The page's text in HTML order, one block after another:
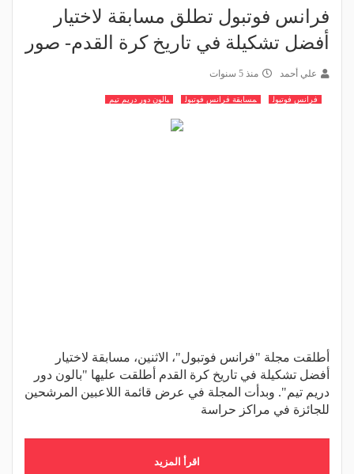
فرانس فوتبول تطلق مسابقة لاختيار
أفضل تشكيلة في تاريخ كرة القدم- صور
علي أحمد منذ 5 سنوات
فرانس فوتبول مسابقة فرانس فوتبول بالون دور دريم تيم
أطلقت مجلة "فرانس فوتبول"، الاثنين، مسابقة لاختيار
أفضل تشكيلة في تاريخ كرة القدم أطلقت عليها "بالون دور
دريم تيم". وبدأت المجلة في عرض قائمة اللاعبين المرشحين
للجائزة في مراكز حراسة
اقرأ المزيد